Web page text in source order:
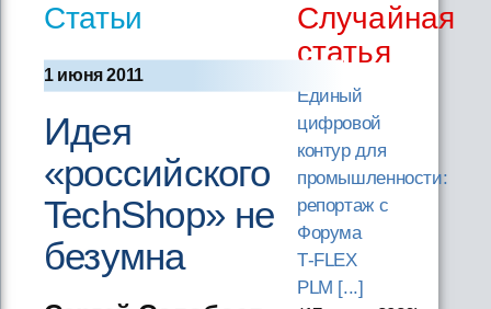
Статьи
1 июня 2011
Идея
«российского
TechShop» не
безумна
Случайная
статья
Единый
цифровой
контур для
промышленности:
репортаж с
Форума
T‑FLEX
PLM [...]